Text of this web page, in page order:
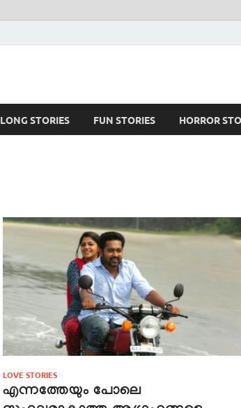
LONG STORIES FUN STORIES HORROR
LOVE STORIES
എന്നത്തേയും പോലെ